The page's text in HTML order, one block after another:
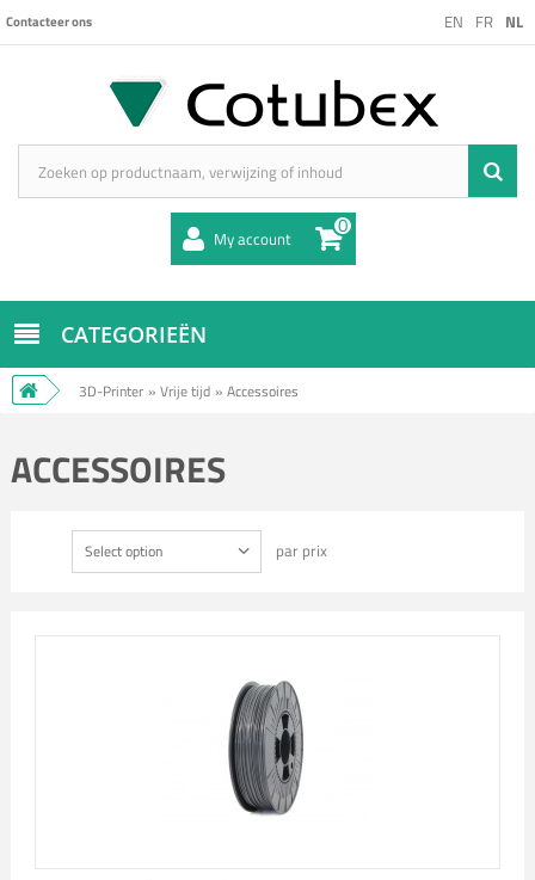
EN FR NL
Contacteer ons
My account 0
CATEGORIEËN
3D-Printer » Vrije tijd » Accessoires
ACCESSOIRES
Select option par prix